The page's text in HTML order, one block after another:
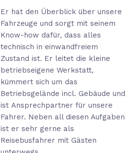
Er hat den Überblick über unsere
Fahrzeuge und sorgt mit seinem
Know-how dafür, dass alles
technisch in einwandfreiem
Zustand ist. Er leitet die kleine
betriebseigene Werkstatt,
kümmert sich um das
Betriebsgelände incl. Gebäude und
istAnsprechpartner für unsere
Fahrer. Neben all diesen Aufgaben
ist er sehr gerne als
Reisebusfahrer mit Gästen